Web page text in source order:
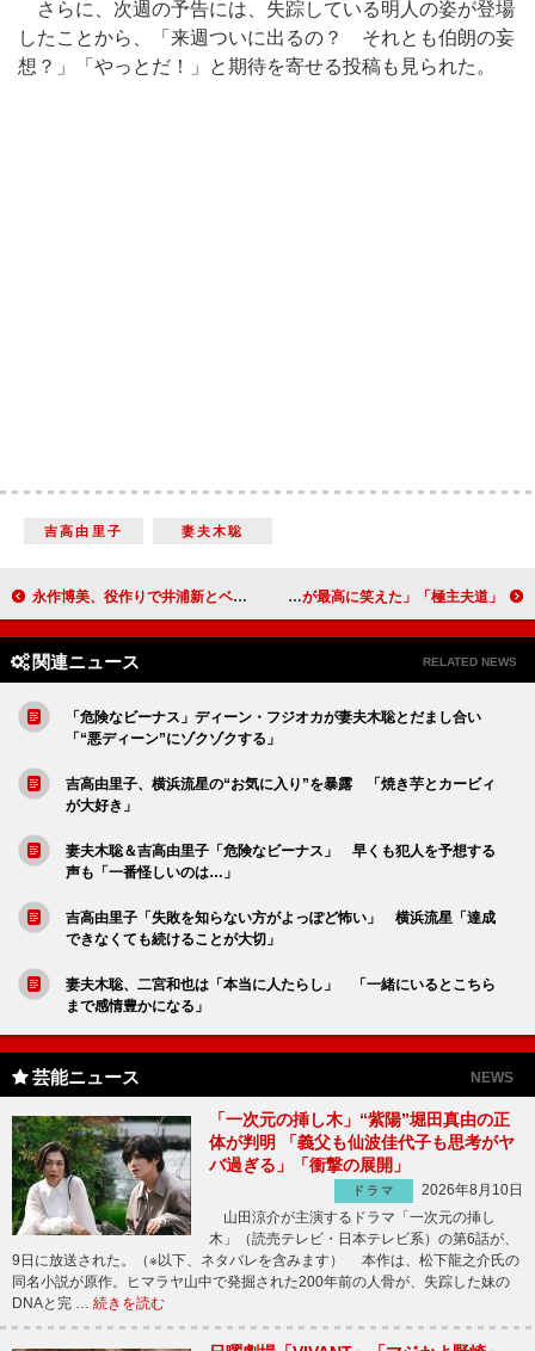
さらに、次週の予告には、失踪している明人の姿が登場
したことから、「来週ついに出るの？ それとも伯朗の妄
想？」「やっとだ！」と期待を寄せる投稿も見られた。
吉高由里子 妻夫木聡
永作博美、役作りで井浦新とベビー用品購入 「写真を撮られたらドキドキするなって…」 「極主夫道」で玉木宏らがハロウィーン仮装 「極道版の桃太郎が最高に笑えた」
関連ニュース RELATED NEWS
「危険なビーナス」ディーン・フジオカが妻夫木聡とだまし合い
「“悪ディーン”にゾクゾクする」
吉高由里子、横浜流星の“お気に入り”を暴露 「焼き芋とカービィ
が大好き」
妻夫木聡＆吉高由里子「危険なビーナス」 早くも犯人を予想する
声も「一番怪しいのは…」
吉高由里子「失敗を知らない方がよっぽど怖い」 横浜流星「達成
できなくても続けることが大切」
妻夫木聡、二宮和也は「本当に人たらし」 「一緒にいるとこちら
まで感情豊かになる」
芸能ニュース NEWS
「一次元の挿し木」“紫陽”堀田真由の正
体が判明 「義父も仙波佳代子も思考がヤ
バ過ぎる」「衝撃の展開」
ドラマ
2026年8月10日
山田涼介が主演するドラマ「一次元の挿し
木」（読売テレビ・日本テレビ系）の第6話が、
9日に放送された。（※以下、ネタバレを含みます） 本作は、松下龍之介氏の
同名小説が原作。ヒマラヤ山中で発掘された200年前の人骨が、失踪した妹の
DNAと完 … 続きを読む